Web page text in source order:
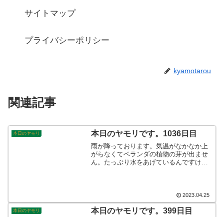
サイトマップ
プライバシーポリシー
kyamotarou
関連記事
本日のヤモリ 本日のヤモリです。1036日目
雨が降っております。気温がなかなか上
がらなくてベランダの植物の芽が出ませ
ん。たっぷり水をあげているんですけれ
なこんなで、本日のヤモリです。2023.04.25
本日のヤモリ 本日のヤモリです。399日目